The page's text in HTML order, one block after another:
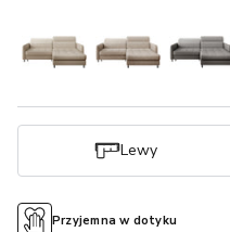
Przyjemna w dotyku
Lewy